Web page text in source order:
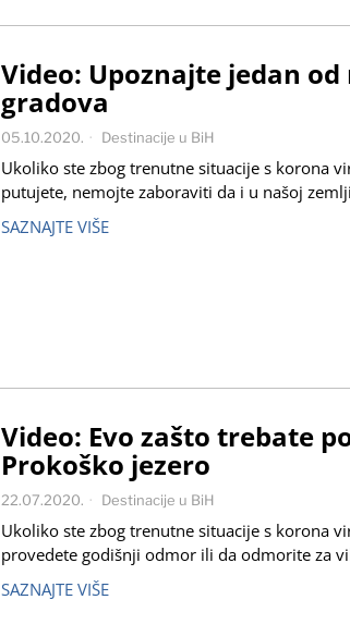
Video: Upoznajte jedan
gradova
05.10.2020. Destinacije u BiH
Ukoliko ste zbog trenutne situacije s korona
putujete, nemojte zaboraviti da i u našoj
SAZNAJTE VIŠE
Video: Evo zašto trebate
Prokoško jezero
22.07.2020. Destinacije u BiH
Ukoliko ste zbog trenutne situacije s korona
provedete godišnji odmor ili da odmorite za
SAZNAJTE VIŠE